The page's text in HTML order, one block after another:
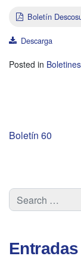
Boletín
Descarga
Posted in Boletines
Boletín 60